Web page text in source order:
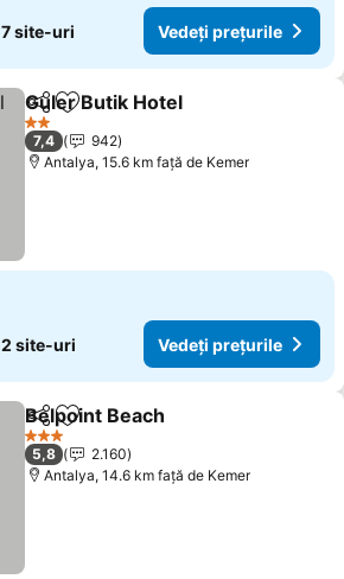
7 site-uri Vedeți prețurile
DistribuițiAdăugaţi la favorite
Guler Butik Hotel
2 Stele
7,4
942
Antalya, 15.6 km faţă de Kemer
2 site-uri Vedeți prețurile
DistribuițiAdăugaţi la favorite
Belpoint Beach
3 Stele
5,8
2.160
Antalya, 14.6 km faţă de Kemer